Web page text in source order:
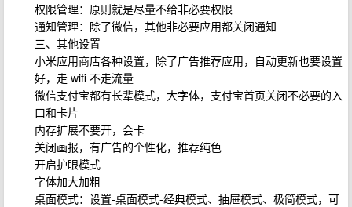
权限管理：原则就是尽量不给非必要权限
通知管理：除了微信，其他非必要应用都关闭通知
三、其他设置
小米应用商店各种设置，除了广告推荐应用，自动更新也要设置
好，走 wifi 不走流量
微信支付宝都有长辈模式，大字体，支付宝首页关闭不必要的入
口和卡片
内存扩展不要开，会卡
关闭画报，有广告的个性化，推荐纯色
开启护眼模式
字体加大加粗
桌面模式：设置-桌面模式-经典模式、抽屉模式、极简模式，可